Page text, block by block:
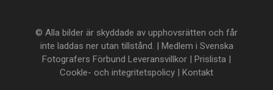
© Alla bilder är skyddade av upphovsrätten och får
inte laddas ner utan tillstånd. | Medlem i Svenska
Fotografers Förbund Leveransvillkor | Prislista |
Cookle- och integritetspolicy | Kontakt